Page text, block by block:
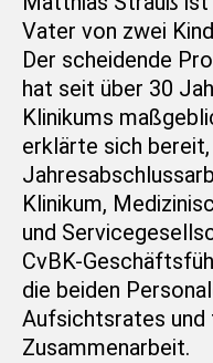
Vater von zwei
Der scheidende
hat seit über 30
Klinikums
erklärte sich
Klinikum,
und
CvBK-
die beiden
Aufsichtsrates und
Zusammenarbeit.